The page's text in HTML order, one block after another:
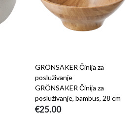
GRÖNSAKER Činija za
posluživanje
GRÖNSAKER Činija za
posluživanje, bambus, 28 cm
€25.00